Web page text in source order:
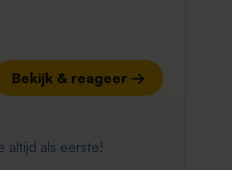
Bekijk & reageer →
altijd als eerste!